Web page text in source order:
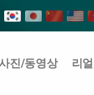
진/동영상 리